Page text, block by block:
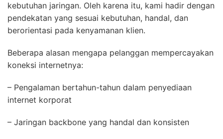
kebutuhan jaringan. Oleh karena itu, kami hadir dengan
pendekatan yang sesuai kebutuhan, handal, dan
berorientasi pada kenyamanan klien.
Beberapa alasan mengapa pelanggan mempercayakan
koneksi internetnya:
– Pengalaman bertahun-tahun dalam penyediaan
internet korporat
– Jaringan backbone yang handal dan konsisten